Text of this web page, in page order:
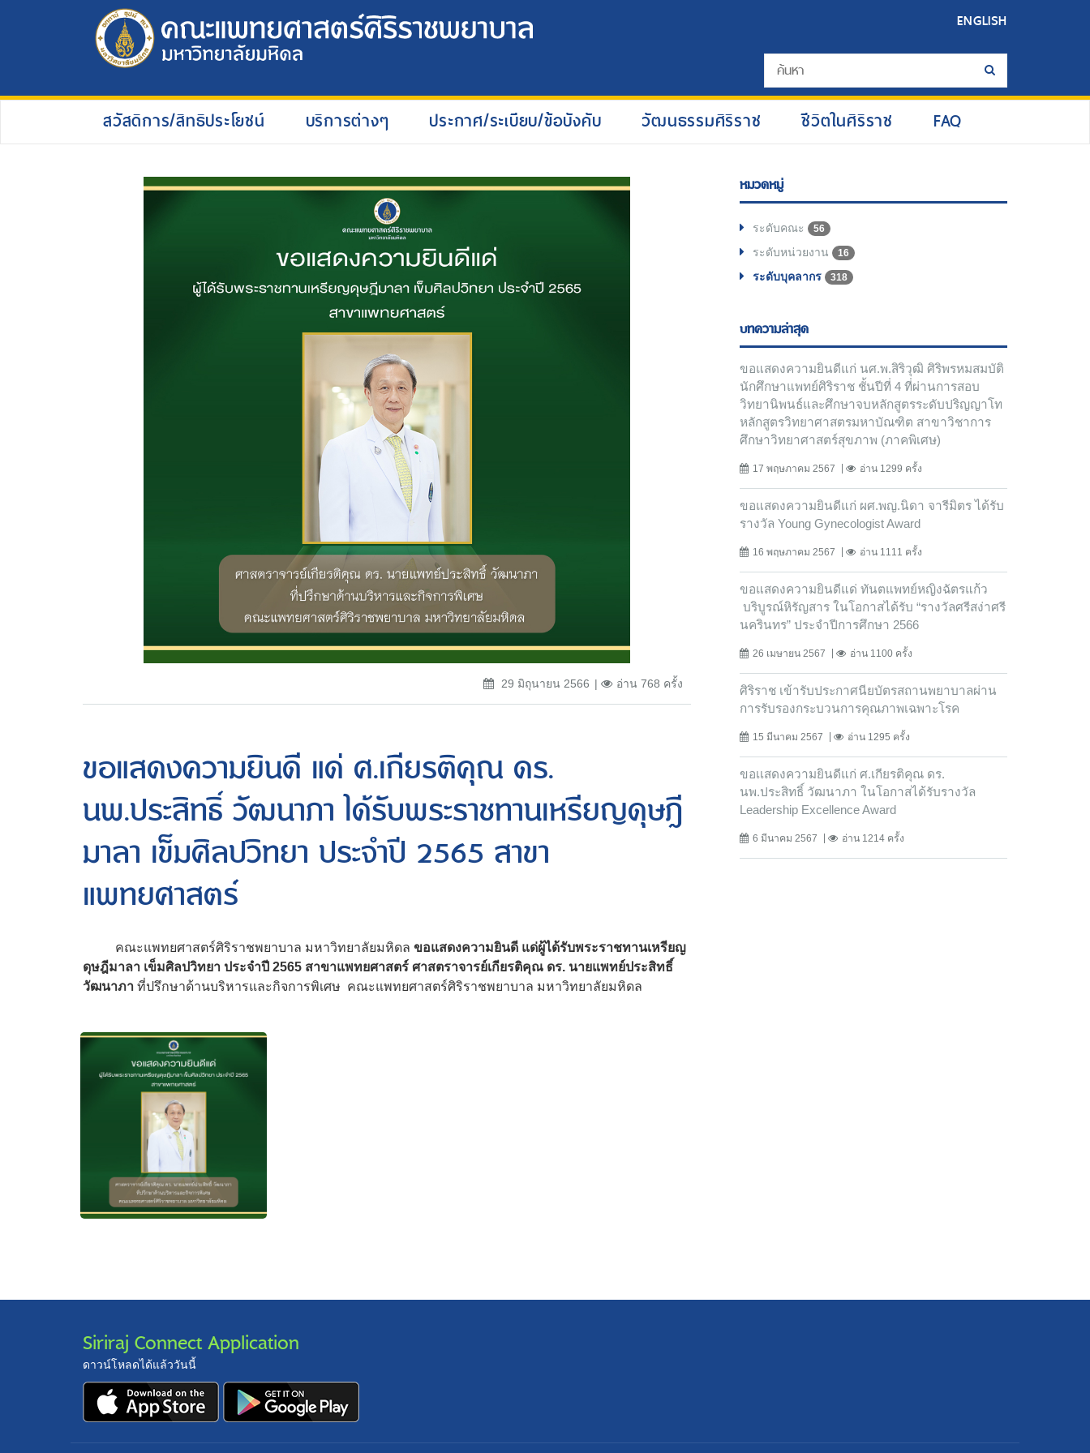
ENGLISH
สวัสดิการ/สิทธิประโยชน์ บริการต่างๆ ประกาศ/ระเบียบ/ข้อบังคับ วัฒนธรรมศิริราช ชีวิตในศิริราช FAQ
29 มิถุนายน 2566 อ่าน 768 ครั้ง
ขอแสดงความยินดี แด่ ศ.เกียรติคุณ ดร.
นพ.ประสิทธิ์ วัฒนาภา ได้รับพระราชทานเหรียญดุษฎี
มาลา เข็มศิลปวิทยา ประจำปี 2565 สาขา
แพทยศาสตร์
คณะแพทยศาสตร์ศิริราชพยาบาล มหาวิทยาลัยมหิดล ขอแสดงความยินดี แด่ผู้ได้รับพระราชทานเหรียญ
ดุษฎีมาลา เข็มศิลปวิทยา ประจำปี 2565 สาขาแพทยศาสตร์ ศาสตราจารย์เกียรติคุณ ดร. นายแพทย์ประสิทธิ์
วัฒนาภา ที่ปรึกษาด้านบริหารและกิจการพิเศษ คณะแพทยศาสตร์ศิริราชพยาบาล มหาวิทยาลัยมหิดล
หมวดหมู่
ระดับคณะ 56
ระดับหน่วยงาน 16
ระดับบุคลากร 318
บทความล่าสุด
ขอแสดงความยินดีแก่ นศ.พ.สิริวุฒิ ศิริพรหมสมบัติ
นักศึกษาแพทย์ศิริราช ชั้นปีที่ 4 ที่ผ่านการสอบ
วิทยานิพนธ์และศึกษาจบหลักสูตรระดับปริญญาโท
หลักสูตรวิทยาศาสตรมหาบัณฑิต สาขาวิชาการ
ศึกษาวิทยาศาสตร์สุขภาพ (ภาคพิเศษ)
17 พฤษภาคม 2567 อ่าน 1299 ครั้ง
ขอแสดงความยินดีแก่ ผศ.พญ.นิดา จารีมิตร ได้รับ
รางวัล Young Gynecologist Award
16 พฤษภาคม 2567 อ่าน 1111 ครั้ง
ขอแสดงความยินดีแด่ ทันตแพทย์หญิงฉัตรแก้ว
บริบูรณ์หิรัญสาร ในโอกาสได้รับ “รางวัลศรีสง่าศรี
นครินทร” ประจำปีการศึกษา 2566
26 เมษายน 2567 อ่าน 1100 ครั้ง
ศิริราช เข้ารับประกาศนียบัตรสถานพยาบาลผ่าน
การรับรองกระบวนการคุณภาพเฉพาะโรค
15 มีนาคม 2567 อ่าน 1295 ครั้ง
ขอเเสดงความยินดีแก่ ศ.เกียรติคุณ ดร.
นพ.ประสิทธิ์ วัฒนาภา ในโอกาสได้รับรางวัล
Leadership Excellence Award
6 มีนาคม 2567 อ่าน 1214 ครั้ง
Siriraj Connect Application
ดาวน์โหลดได้แล้ววันนี้